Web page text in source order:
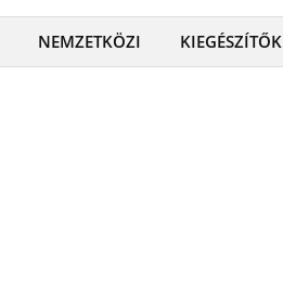
NEMZETKÖZI KIEGÉSZÍTŐK